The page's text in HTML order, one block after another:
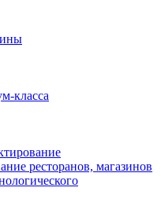
класса
ресторанов, магазинов